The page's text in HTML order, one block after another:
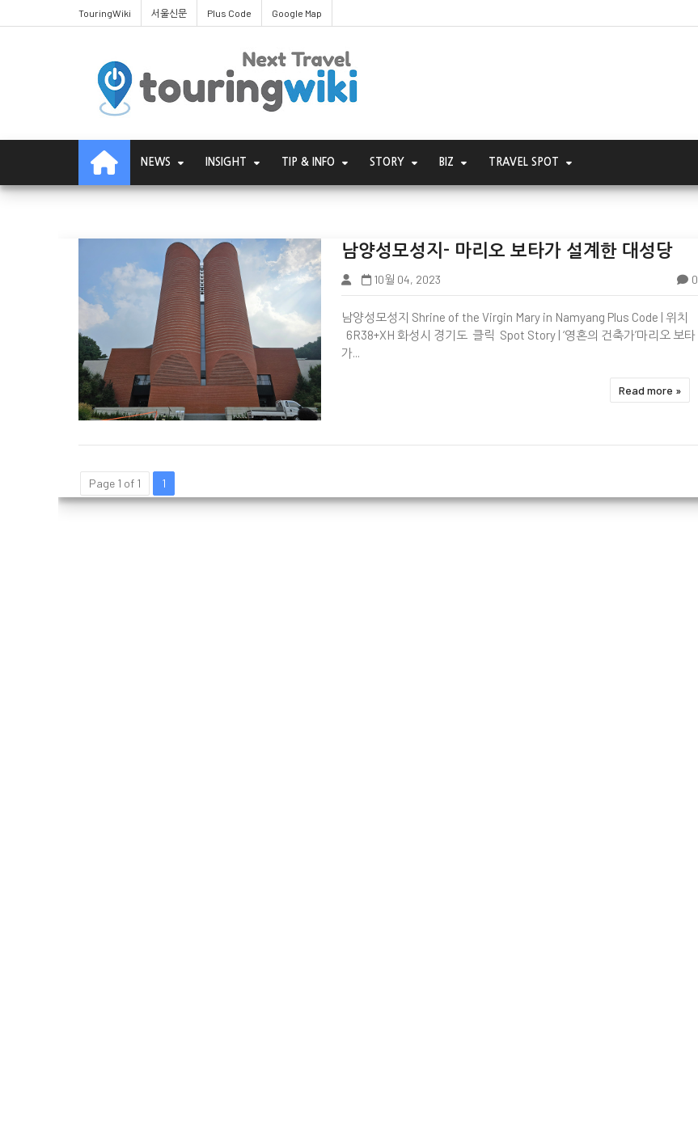
TouringWiki 서울신문 Plus Code Google Map
NEWS INSIGHT TIP & INFO STORY BIZ TRAVEL SPOT
Shrine of the Virgin Mary in Namyang
남양성모성지- 마리오 보타가 설계한 대성당
10월 04, 2023 0
남양성모성지 Shrine of the Virgin Mary in Namyang Plus Code | 위치
6R38+XH 화성시 경기도 클릭 Spot Story | ‘영혼의 건축가’마리오 보타
가...
Read more »
Page 1 of 1 1